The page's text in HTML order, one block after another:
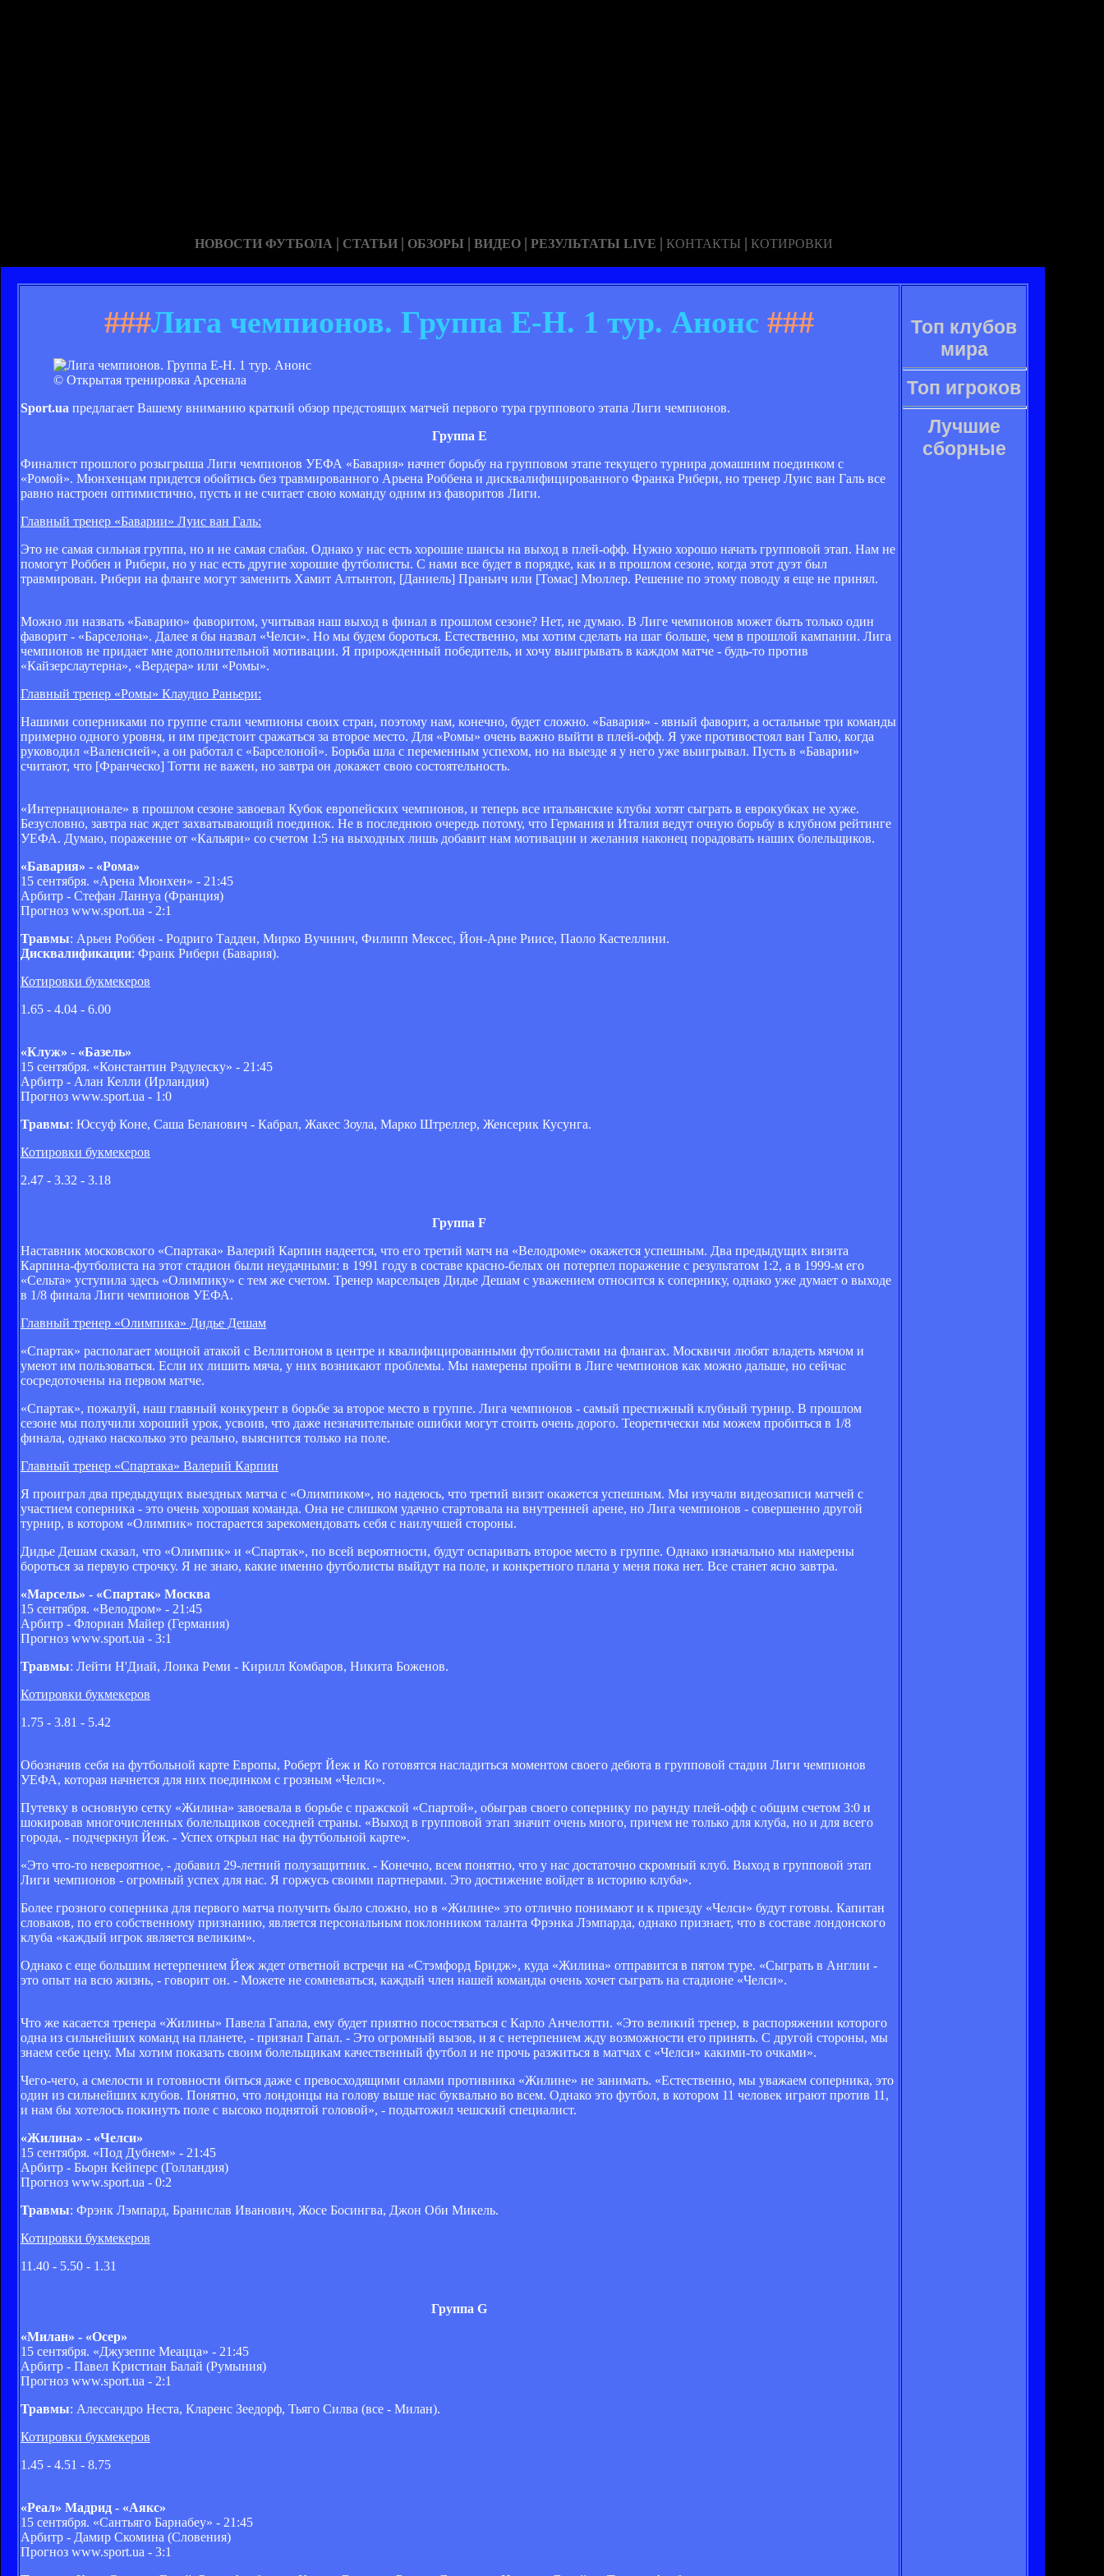
НОВОСТИ ФУТБОЛА | СТАТЬИ | ОБЗОРЫ | ВИДЕО | РЕЗУЛЬТАТЫ LIVE | КОНТАКТЫ | КОТИРОВКИ
###Лига чемпионов. Группа Е-Н. 1 тур. Анонс ###
© Открытая тренировка Арсенала
Sport.ua предлагает Вашему вниманию краткий обзор предстоящих матчей первого тура группового этапа Лиги чемпионов.
Группа Е
Финалист прошлого розыгрыша Лиги чемпионов УЕФА «Бавария» начнет борьбу на групповом этапе текущего турнира домашним поединком с
«Ромой». Мюнхенцам придется обойтись без травмированного Арьена Роббена и дисквалифицированного Франка Рибери, но тренер Луис ван Галь все
равно настроен оптимистично, пусть и не считает свою команду одним из фаворитов Лиги.
Главный тренер «Баварии» Луис ван Галь:
Это не самая сильная группа, но и не самая слабая. Однако у нас есть хорошие шансы на выход в плей-офф. Нужно хорошо начать групповой этап. Нам не
помогут Роббен и Рибери, но у нас есть другие хорошие футболисты. С нами все будет в порядке, как и в прошлом сезоне, когда этот дуэт был
травмирован. Рибери на фланге могут заменить Хамит Алтынтоп, [Даниель] Праньич или [Томас] Мюллер. Решение по этому поводу я еще не принял.
Можно ли назвать «Баварию» фаворитом, учитывая наш выход в финал в прошлом сезоне? Нет, не думаю. В Лиге чемпионов может быть только один
фаворит - «Барселона». Далее я бы назвал «Челси». Но мы будем бороться. Естественно, мы хотим сделать на шаг больше, чем в прошлой кампании. Лига
чемпионов не придает мне дополнительной мотивации. Я прирожденный победитель, и хочу выигрывать в каждом матче - будь-то против
«Кайзерслаутерна», «Вердера» или «Ромы».
Главный тренер «Ромы» Клаудио Раньери:
Нашими соперниками по группе стали чемпионы своих стран, поэтому нам, конечно, будет сложно. «Бавария» - явный фаворит, а остальные три команды
примерно одного уровня, и им предстоит сражаться за второе место. Для «Ромы» очень важно выйти в плей-офф. Я уже противостоял ван Галю, когда
руководил «Валенсией», а он работал с «Барселоной». Борьба шла с переменным успехом, но на выезде я у него уже выигрывал. Пусть в «Баварии»
считают, что [Франческо] Тотти не важен, но завтра он докажет свою состоятельность.
«Интернационале» в прошлом сезоне завоевал Кубок европейских чемпионов, и теперь все итальянские клубы хотят сыграть в еврокубках не хуже.
Безусловно, завтра нас ждет захватывающий поединок. Не в последнюю очередь потому, что Германия и Италия ведут очную борьбу в клубном рейтинге
УЕФА. Думаю, поражение от «Кальяри» со счетом 1:5 на выходных лишь добавит нам мотивации и желания наконец порадовать наших болельщиков.
«Бавария» - «Рома»
15 сентября. «Арена Мюнхен» - 21:45
Арбитр - Стефан Ланнуа (Франция)
Прогноз www.sport.ua - 2:1
Травмы: Арьен Роббен - Родриго Таддеи, Мирко Вучинич, Филипп Мексес, Йон-Арне Риисе, Паоло Кастеллини.
Дисквалификации: Франк Рибери (Бавария).
Котировки букмекеров
1.65 - 4.04 - 6.00
«Клуж» - «Базель»
15 сентября. «Константин Рэдулеску» - 21:45
Арбитр - Алан Келли (Ирландия)
Прогноз www.sport.ua - 1:0
Травмы: Юссуф Коне, Саша Беланович - Кабрал, Жакес Зоула, Марко Штреллер, Женсерик Кусунга.
Котировки букмекеров
2.47 - 3.32 - 3.18
Группа F
Наставник московского «Спартака» Валерий Карпин надеется, что его третий матч на «Велодроме» окажется успешным. Два предыдущих визита
Карпина-футболиста на этот стадион были неудачными: в 1991 году в составе красно-белых он потерпел поражение с результатом 1:2, а в 1999-м его
«Сельта» уступила здесь «Олимпику» с тем же счетом. Тренер марсельцев Дидье Дешам с уважением относится к сопернику, однако уже думает о выходе
в 1/8 финала Лиги чемпионов УЕФА.
Главный тренер «Олимпика» Дидье Дешам
«Спартак» располагает мощной атакой с Веллитоном в центре и квалифицированными футболистами на флангах. Москвичи любят владеть мячом и
умеют им пользоваться. Если их лишить мяча, у них возникают проблемы. Мы намерены пройти в Лиге чемпионов как можно дальше, но сейчас
сосредоточены на первом матче.
«Спартак», пожалуй, наш главный конкурент в борьбе за второе место в группе. Лига чемпионов - самый престижный клубный турнир. В прошлом
сезоне мы получили хороший урок, усвоив, что даже незначительные ошибки могут стоить очень дорого. Теоретически мы можем пробиться в 1/8
финала, однако насколько это реально, выяснится только на поле.
Главный тренер «Спартака» Валерий Карпин
Я проиграл два предыдущих выездных матча с «Олимпиком», но надеюсь, что третий визит окажется успешным. Мы изучали видеозаписи матчей с
участием соперника - это очень хорошая команда. Она не слишком удачно стартовала на внутренней арене, но Лига чемпионов - совершенно другой
турнир, в котором «Олимпик» постарается зарекомендовать себя с наилучшей стороны.
Дидье Дешам сказал, что «Олимпик» и «Спартак», по всей вероятности, будут оспаривать второе место в группе. Однако изначально мы намерены
бороться за первую строчку. Я не знаю, какие именно футболисты выйдут на поле, и конкретного плана у меня пока нет. Все станет ясно завтра.
«Марсель» - «Спартак» Москва
15 сентября. «Велодром» - 21:45
Арбитр - Флориан Майер (Германия)
Прогноз www.sport.ua - 3:1
Травмы: Лейти Н'Диай, Лоика Реми - Кирилл Комбаров, Никита Боженов.
Котировки букмекеров
1.75 - 3.81 - 5.42
Обозначив себя на футбольной карте Европы, Роберт Йеж и Ко готовятся насладиться моментом своего дебюта в групповой стадии Лиги чемпионов
УЕФА, которая начнется для них поединком с грозным «Челси».
Путевку в основную сетку «Жилина» завоевала в борьбе с пражской «Спартой», обыграв своего сопернику по раунду плей-офф с общим счетом 3:0 и
шокировав многочисленных болельщиков соседней страны. «Выход в групповой этап значит очень много, причем не только для клуба, но и для всего
города, - подчеркнул Йеж. - Успех открыл нас на футбольной карте».
«Это что-то невероятное, - добавил 29-летний полузащитник. - Конечно, всем понятно, что у нас достаточно скромный клуб. Выход в групповой этап
Лиги чемпионов - огромный успех для нас. Я горжусь своими партнерами. Это достижение войдет в историю клуба».
Более грозного соперника для первого матча получить было сложно, но в «Жилине» это отлично понимают и к приезду «Челси» будут готовы. Капитан
словаков, по его собственному признанию, является персональным поклонником таланта Фрэнка Лэмпарда, однако признает, что в составе лондонского
клуба «каждый игрок является великим».
Однако с еще большим нетерпением Йеж ждет ответной встречи на «Стэмфорд Бридж», куда «Жилина» отправится в пятом туре. «Сыграть в Англии -
это опыт на всю жизнь, - говорит он. - Можете не сомневаться, каждый член нашей команды очень хочет сыграть на стадионе «Челси».
Что же касается тренера «Жилины» Павела Гапала, ему будет приятно посостязаться с Карло Анчелотти. «Это великий тренер, в распоряжении которого
одна из сильнейших команд на планете, - признал Гапал. - Это огромный вызов, и я с нетерпением жду возможности его принять. С другой стороны, мы
знаем себе цену. Мы хотим показать своим болельщикам качественный футбол и не прочь разжиться в матчах с «Челси» какими-то очками».
Чего-чего, а смелости и готовности биться даже с превосходящими силами противника «Жилине» не занимать. «Естественно, мы уважаем соперника, это
один из сильнейших клубов. Понятно, что лондонцы на голову выше нас буквально во всем. Однако это футбол, в котором 11 человек играют против 11,
и нам бы хотелось покинуть поле с высоко поднятой головой», - подытожил чешский специалист.
«Жилина» - «Челси»
15 сентября. «Под Дубнем» - 21:45
Арбитр - Бьорн Кейперс (Голландия)
Прогноз www.sport.ua - 0:2
Травмы: Фрэнк Лэмпард, Бранислав Иванович, Жосе Босингва, Джон Оби Микель.
Котировки букмекеров
11.40 - 5.50 - 1.31
Группа G
«Милан» - «Осер»
15 сентября. «Джузеппе Меацца» - 21:45
Арбитр - Павел Кристиан Балай (Румыния)
Прогноз www.sport.ua - 2:1
Травмы: Алессандро Неста, Кларенс Зеедорф, Тьяго Силва (все - Милан).
Котировки букмекеров
1.45 - 4.51 - 8.75
«Реал» Мадрид - «Аякс»
15 сентября. «Сантьяго Барнабеу» - 21:45
Арбитр - Дамир Скомина (Словения)
Прогноз www.sport.ua - 3:1
Топ клубов
мира
Топ игроков
Лучшие
сборные